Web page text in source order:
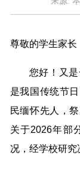
尊敬的学生家长
您好！又
是我国传统节
民缅怀先人，
关于2026年部
况，经学校研究